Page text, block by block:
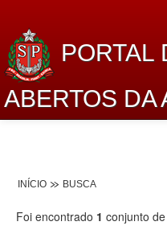
PORTAL
ABERTOS DA
Lei de Acesso à
INÍCIO BUSCA
Foi encontrado 1 conjunto